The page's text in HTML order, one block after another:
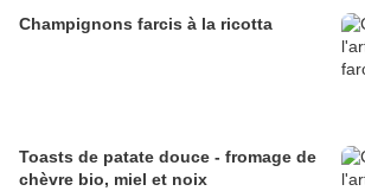
Champignons farcis à la ricotta
Toasts de patate douce - fromage de
chèvre bio, miel et noix